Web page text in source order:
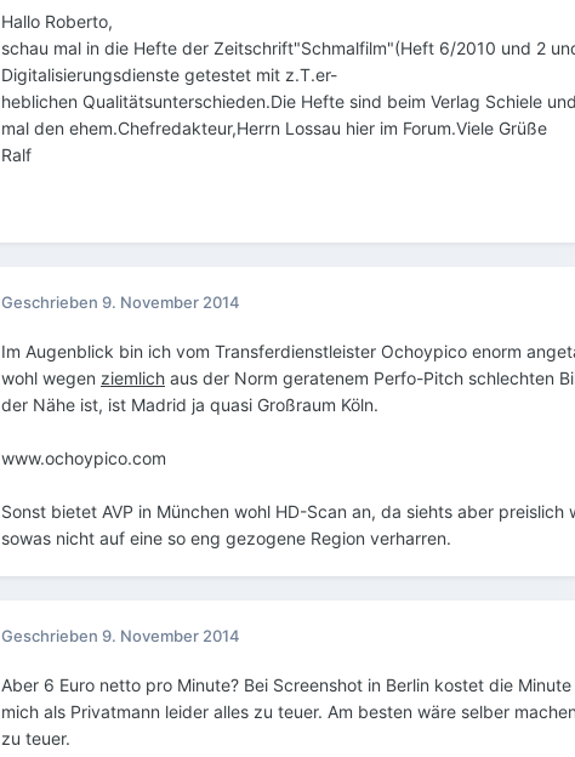
Hallo Roberto,
schau mal in die Hefte der Zeitschrift"Schmalfilm"(Heft 6/2010 und 2
Digitalisierungsdienste getestet mit z.T.er-
heblichen Qualitätsunterschieden.Die Hefte sind beim Verlag Schiele
mal den ehem.Chefredakteur,Herrn Lossau hier im Forum.Viele Grüße
Ralf
Geschrieben 9. November 2014
Im Augenblick bin ich vom Transferdienstleister Ochoypico enorm
wohl wegen ziemlich aus der Norm geratenem Perfo-Pitch schlechten
der Nähe ist, ist Madrid ja quasi Großraum Köln.
www.ochoypico.com
Sonst bietet AVP in München wohl HD-Scan an, da siehts aber
sowas nicht auf eine so eng gezogene Region verharren.
Geschrieben 9. November 2014
Aber 6 Euro netto pro Minute? Bei Screenshot in Berlin kostet die
mich als Privatmann leider alles zu teuer. Am besten wäre selber
zu teuer.